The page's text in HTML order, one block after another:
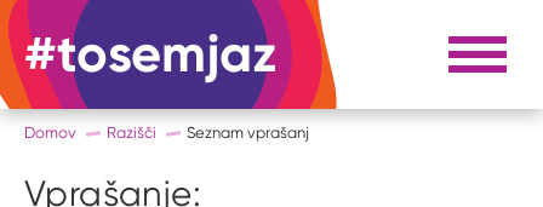
#tosemjaz #to sem jaz Razpri
Domov Razišči Seznam vprašanj
Vprašanje: